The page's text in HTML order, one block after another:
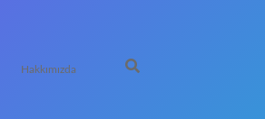
Hakkımızda